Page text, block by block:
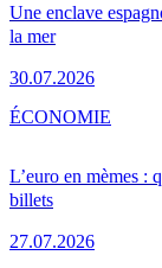
Une enclave
la mer
30.07.2026
L’euro en mèmes :
billets
27.07.2026
ÉCONOMIE